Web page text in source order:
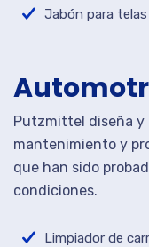
Jabón para
Putzmittel diseña y
mantenimiento y
que han sido
condiciones.
Limpiador de